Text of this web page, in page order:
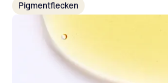
Pigmentflecken